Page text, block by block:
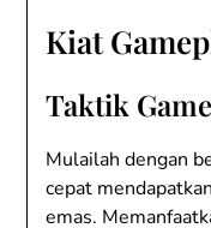
Kiat
Taktik
Mulailah dengan
cepat
emas.